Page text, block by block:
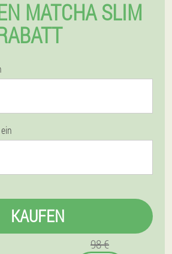
MATCHA SLIM
KAUFEN
98 €